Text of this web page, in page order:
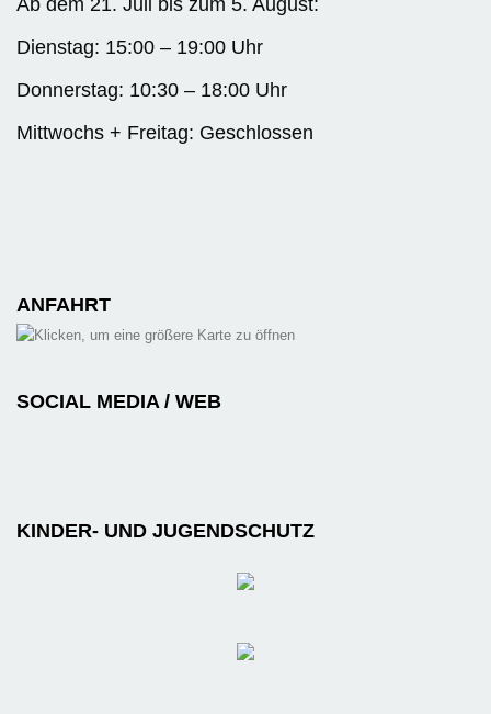
Ab dem 21. Juli bis zum 5. August:
Dienstag: 15:00 – 19:00 Uhr
Donnerstag: 10:30 – 18:00 Uhr
Mittwochs + Freitag: Geschlossen
ANFAHRT
SOCIAL MEDIA / WEB
KINDER- UND JUGENDSCHUTZ